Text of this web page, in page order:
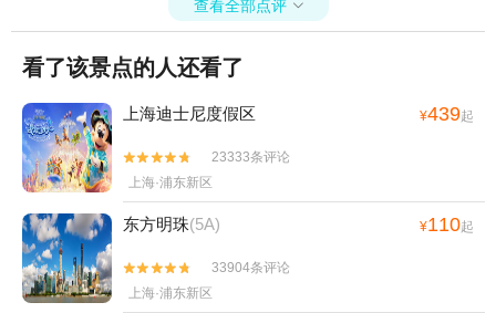
查看全部点评 
看了该景点的人还看了
上海迪士尼度假区 ¥439起


23333条评论
上海·浦东新区
东方明珠(5A) ¥110起


33904条评论
上海·浦东新区